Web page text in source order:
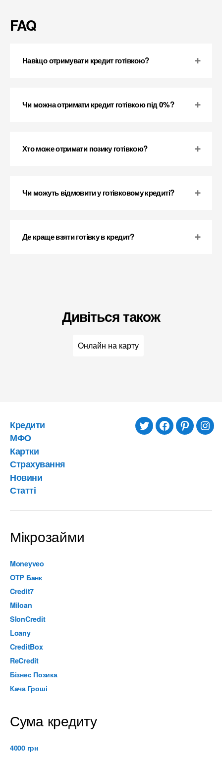
FAQ
Навіщо отримувати кредит готівкою?
Чи можна отримати кредит готівкою під 0%?
Хто може отримати позику готівкою?
Чи можуть відмовити у готівковому кредиті?
Де краще взяти готівку в кредит?
Дивіться також
Онлайн на карту
Кредити
МФО
Картки
Страхування
Новини
Статті
twitterfacebookpinterest
Мікрозайми
Moneyveo
OTP Банк
Credit7
Miloan
SlonCredit
Loany
CreditBox
ReCredit
Бізнес Позика
Кача Гроші
Сума кредиту
4000 грн